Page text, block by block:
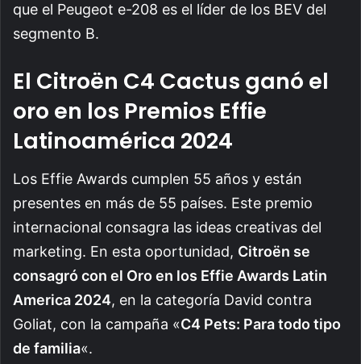
que el Peugeot e-208 es el líder de los BEV del
segmento B.
El Citroën C4 Cactus ganó el
oro en los Premios Effie
Latinoamérica 2024
Los Effie Awards cumplen 55 años y están
presentes en más de 55 países. Este premio
internacional consagra las ideas creativas del
marketing. En esta oportunidad, Citroën se
consagró con el Oro en los Effie Awards Latin
America 2024, en la categoría David contra
Goliat, con la campaña «C4 Pets: Para todo tipo
de familia«.